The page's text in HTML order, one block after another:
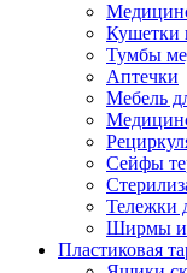
Кушетки
Тумбы
Аптечки
Мебель
Сейфы
Тележки
Ширмы и
Пластиковая